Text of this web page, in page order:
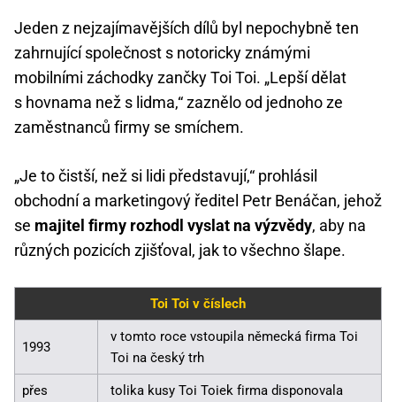
Jeden z nejzajímavějších dílů byl nepochybně ten
zahrnující společnost s notoricky známými
mobilními záchodky zančky Toi Toi. „Lepší dělat
s hovnama než s lidma,“ zaznělo od jednoho ze
zaměstnanců firmy se smíchem.
„Je to čistší, než si lidi představují,“ prohlásil
obchodní a marketingový ředitel Petr Benáčan, jehož
se majitel firmy rozhodl vyslat na výzvědy, aby na
různých pozicích zjišťoval, jak to všechno šlape.
Toi Toi v číslech
1993
v tomto roce vstoupila německá firma Toi
Toi na český trh
přes
tolika kusy Toi Toiek firma disponovala